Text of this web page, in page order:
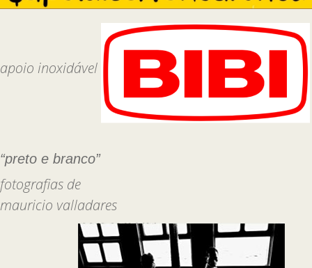
apoio inoxidável
“preto e branco”
fotografias de
mauricio valladares